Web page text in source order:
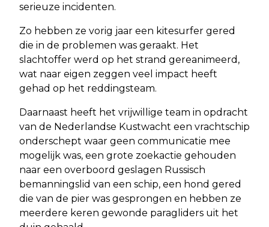
serieuze incidenten.
Zo hebben ze vorig jaar een kitesurfer gered
die in de problemen was geraakt. Het
slachtoffer werd op het strand gereanimeerd,
wat naar eigen zeggen veel impact heeft
gehad op het reddingsteam.
Daarnaast heeft het vrijwillige team in opdracht
van de Nederlandse Kustwacht een vrachtschip
onderschept waar geen communicatie mee
mogelijk was, een grote zoekactie gehouden
naar een overboord geslagen Russisch
bemanningslid van een schip, een hond gered
die van de pier was gesprongen en hebben ze
meerdere keren gewonde paragliders uit het